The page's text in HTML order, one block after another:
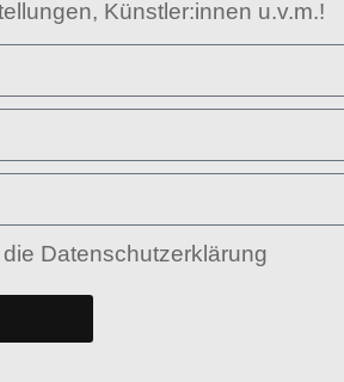
Künstler:innen u.v.m.!
Datenschutzerklärung